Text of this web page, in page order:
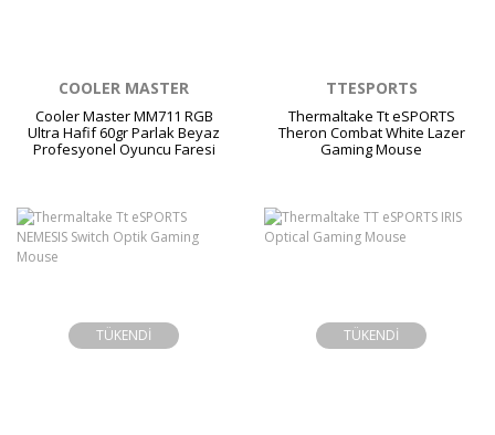
COOLER MASTER
Cooler Master MM711 RGB
Ultra Hafif 60gr Parlak Beyaz
Profesyonel Oyuncu Faresi
TTESPORTS
Thermaltake Tt eSPORTS
Theron Combat White Lazer
Gaming Mouse
TÜKENDİ TÜKENDİ